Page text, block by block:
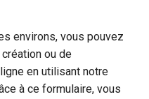
environs, vous pouvez
ou de
en utilisant notre
à ce formulaire, vous